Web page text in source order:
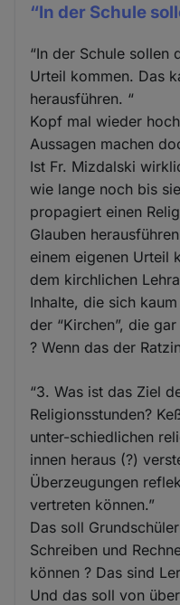
“In der Schule
“In der Schule sollen
Urteil kommen. Das
herausführen. “
Kopf mal wieder
Aussagen machen
Ist Fr. Mizdalski
wie lange noch bis
propagiert einen
Glauben
einem eigenen Urteil
dem kirchlichen
Inhalte, die sich
der “Kirchen”, die
? Wenn das der
“3. Was ist das Ziel
Religionsstunden?
unter-schiedlichen
innen heraus (?)
Überzeugungen
vertreten können.”
Das soll
Schreiben und
können ? Das sind
Und das soll von